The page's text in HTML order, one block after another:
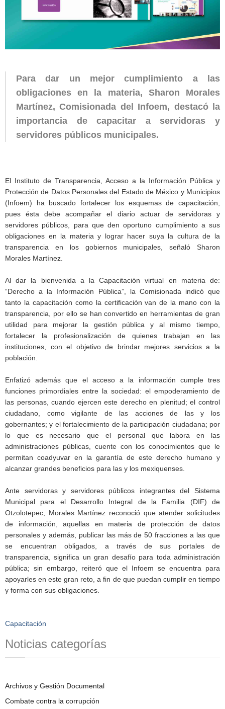
Para dar un mejor cumplimiento a las
obligaciones en la materia, Sharon Morales
Martínez, Comisionada del Infoem, destacó la
importancia de capacitar a servidoras y
servidores públicos municipales.
El Instituto de Transparencia, Acceso a la Información Pública y
Protección de Datos Personales del Estado de México y Municipios
(Infoem) ha buscado fortalecer los esquemas de capacitación,
pues ésta debe acompañar el diario actuar de servidoras y
servidores públicos, para que den oportuno cumplimiento a sus
obligaciones en la materia y lograr hacer suya la cultura de la
transparencia en los gobiernos municipales, señaló Sharon
Morales Martínez.
Al dar la bienvenida a la Capacitación virtual en materia de:
“Derecho a la Información Pública”, la Comisionada indicó que
tanto la capacitación como la certificación van de la mano con la
transparencia, por ello se han convertido en herramientas de gran
utilidad para mejorar la gestión pública y al mismo tiempo,
fortalecer la profesionalización de quienes trabajan en las
instituciones, con el objetivo de brindar mejores servicios a la
población.
Enfatizó además que el acceso a la información cumple tres
funciones primordiales entre la sociedad: el empoderamiento de
las personas, cuando ejercen este derecho en plenitud; el control
ciudadano, como vigilante de las acciones de las y los
gobernantes; y el fortalecimiento de la participación ciudadana; por
lo que es necesario que el personal que labora en las
administraciones públicas, cuente con los conocimientos que le
permitan coadyuvar en la garantía de este derecho humano y
alcanzar grandes beneficios para las y los mexiquenses.
Ante servidoras y servidores públicos integrantes del Sistema
Municipal para el Desarrollo Integral de la Familia (DIF) de
Otzolotepec, Morales Martínez reconoció que atender solicitudes
de información, aquellas en materia de protección de datos
personales y además, publicar las más de 50 fracciones a las que
se encuentran obligados, a través de sus portales de
transparencia, significa un gran desafío para toda administración
pública; sin embargo, reiteró que el Infoem se encuentra para
apoyarles en este gran reto, a fin de que puedan cumplir en tiempo
y forma con sus obligaciones.
Capacitación
Noticias categorías
Archivos y Gestión Documental
Combate contra la corrupción